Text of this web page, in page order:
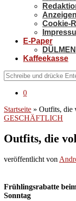
Cookie-
E-Paper
Kaffeekasse
0
Startseite » Outfits, die
GESCHÄFTLICH
Outfits, die
veröffentlicht von
Frühlingsrabatte
Sonntag